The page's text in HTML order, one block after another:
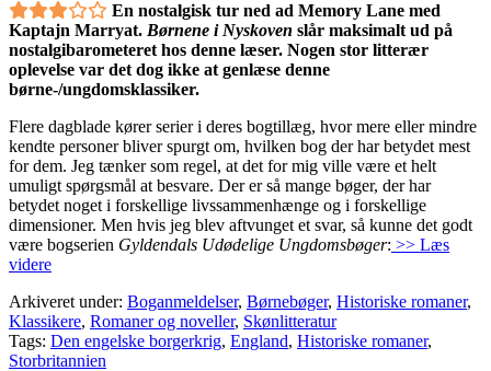
En nostalgisk tur ned ad Memory Lane med
Kaptajn Marryat. Børnene i Nyskoven slår maksimalt ud på
nostalgibarometeret hos denne læser. Nogen stor litterær
oplevelse var det dog ikke at genlæse denne
børne-/ungdomsklassiker.
Flere dagblade kører serier i deres bogtillæg, hvor mere eller mindre
kendte personer bliver spurgt om, hvilken bog der har betydet mest
for dem. Jeg tænker som regel, at det for mig ville være et helt
umuligt spørgsmål at besvare. Der er så mange bøger, der har
betydet noget i forskellige livssammenhænge og i forskellige
dimensioner. Men hvis jeg blev aftvunget et svar, så kunne det godt
være bogserien Gyldendals Udødelige Ungdomsbøger: >> Læs
videre
Arkiveret under: Boganmeldelser, Børnebøger, Historiske romaner,
Klassikere, Romaner og noveller, Skønlitteratur
Tags: Den engelske borgerkrig, England, Historiske romaner,
Storbritannien